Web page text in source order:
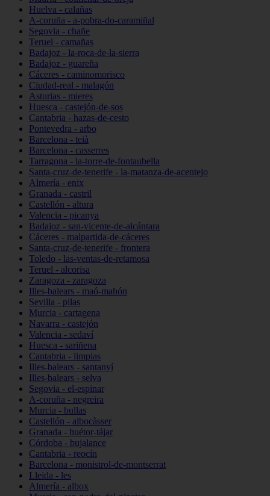
Huelva - calañas
A-coruña - a-pobra-do-caramiñal
Segovia - chañe
Teruel - camañas
Badajoz - la-roca-de-la-sierra
Badajoz - guareña
Cáceres - caminomorisco
Ciudad-real - malagón
Asturias - mieres
Huesca - castejón-de-sos
Cantabria - hazas-de-cesto
Pontevedra - arbo
Barcelona - teià
Barcelona - casserres
Tarragona - la-torre-de-fontaubella
Santa-cruz-de-tenerife - la-matanza-de-acentejo
Almería - enix
Granada - castril
Castellón - altura
Valencia - picanya
Badajoz - san-vicente-de-alcántara
Cáceres - malpartida-de-cáceres
Santa-cruz-de-tenerife - frontera
Toledo - las-ventas-de-retamosa
Teruel - alcorisa
Zaragoza - zaragoza
Illes-balears - maó-mahón
Sevilla - pilas
Murcia - cartagena
Navarra - castejón
Valencia - sedaví
Huesca - sariñena
Cantabria - limpias
Illes-balears - santanyí
Illes-balears - selva
Segovia - el-espinar
A-coruña - negreira
Murcia - bullas
Castellón - albocàsser
Granada - huétor-tájar
Córdoba - bujalance
Cantabria - reocín
Barcelona - monistrol-de-montserrat
Lleida - les
Almería - albox